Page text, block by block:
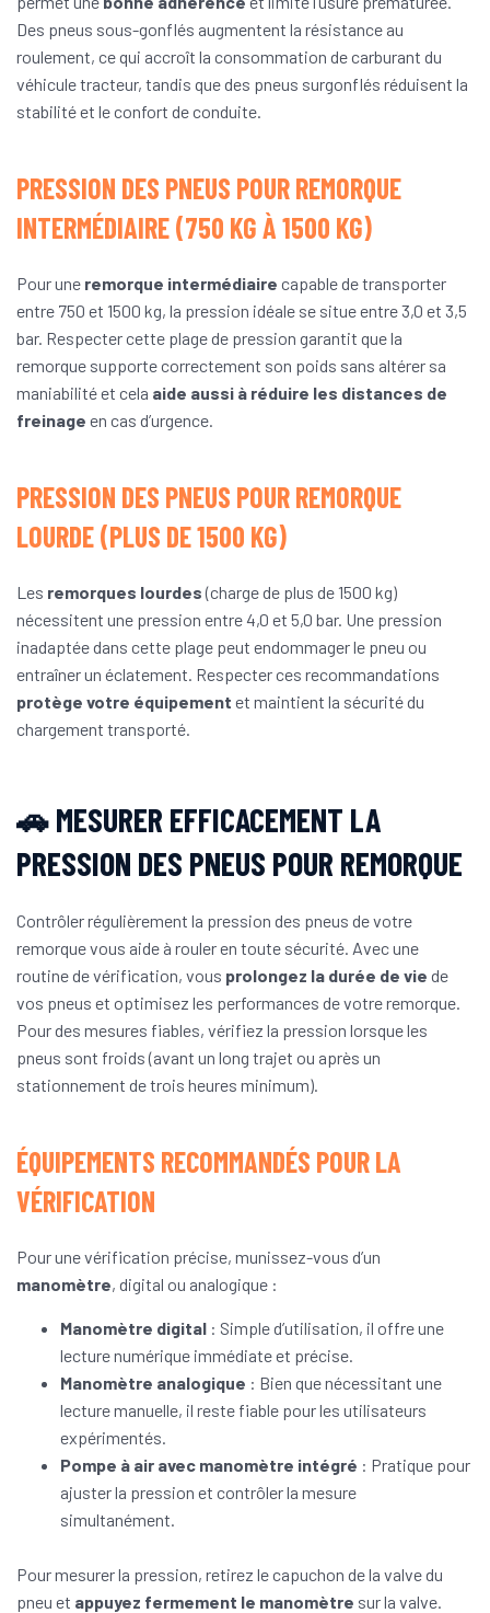
Des pneus sous-gonflés augmentent la résistance au
roulement, ce qui accroît la consommation de carburant du
véhicule tracteur, tandis que des pneus surgonflés réduisent la
stabilité et le confort de conduite.
PRESSION DES PNEUS POUR REMORQUE
INTERMÉDIAIRE (750 KG À 1500 KG)
Pour une remorque intermédiaire capable de transporter
entre 750 et 1500 kg, la pression idéale se situe entre 3,0 et 3,5
bar. Respecter cette plage de pression garantit que la
remorque supporte correctement son poids sans altérer sa
maniabilité et cela aide aussi à réduire les distances de
freinage en cas d’urgence.
PRESSION DES PNEUS POUR REMORQUE
LOURDE (PLUS DE 1500 KG)
Les remorques lourdes(charge de plus de 1500 kg)
nécessitent une pression entre 4,0 et 5,0 bar. Une pression
inadaptée dans cette plage peut endommager le pneu ou
entraîner un éclatement. Respecter ces recommandations
protège votre équipement et maintient la sécurité du
chargement transporté.
🚗 MESURER EFFICACEMENT LA
PRESSION DES PNEUS POUR REMORQUE
Contrôler régulièrement la pression des pneus de votre
remorque vous aide à rouler en toute sécurité. Avec une
routine de vérification, vous prolongez la durée de vie de
vos pneus et optimisez les performances de votre remorque.
Pour des mesures fiables, vérifiez la pression lorsque les
pneus sont froids (avant un long trajet ou après un
stationnement de trois heures minimum).
ÉQUIPEMENTS RECOMMANDÉS POUR LA
VÉRIFICATION
Pour une vérification précise, munissez-vous d’un
manomètre, digital ou analogique :
Manomètre digital : Simple d’utilisation, il offre une
lecture numérique immédiate et précise.
Manomètre analogique : Bien que nécessitant une
lecture manuelle, il reste fiable pour les utilisateurs
expérimentés.
Pompe à air avec manomètre intégré : Pratique pour
ajuster la pression et contrôler la mesure
simultanément.
Pour mesurer la pression, retirez le capuchon de la valve du
pneu et appuyez fermement le manomètre sur la valve.